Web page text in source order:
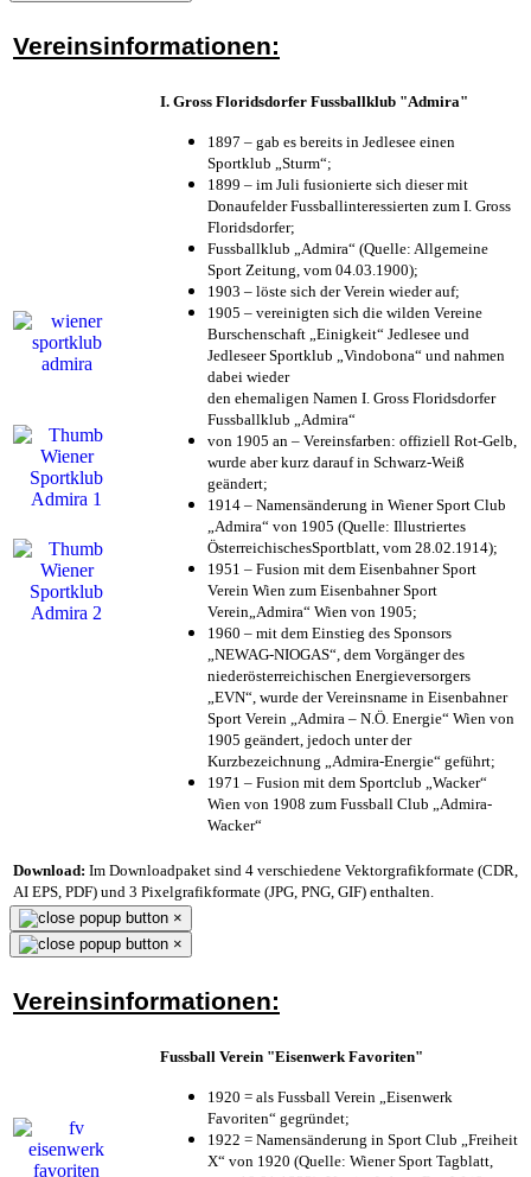
Vereinsinformationen:
I. Gross Floridsdorfer Fussballklub "Admira"
1897 – gab es bereits in Jedlesee einen
Sportklub „Sturm“;
1899 – im Juli fusionierte sich dieser mit
Donaufelder Fussballinteressierten zum I. Gross
Floridsdorfer;
Fussballklub „Admira“ (Quelle: Allgemeine
Sport Zeitung, vom 04.03.1900);
1903 – löste sich der Verein wieder auf;
1905 – vereinigten sich die wilden Vereine
Burschenschaft „Einigkeit“ Jedlesee und
Jedleseer Sportklub „Vindobona“ und nahmen
dabei wieder
den ehemaligen Namen I. Gross Floridsdorfer
Fussballklub „Admira“
von 1905 an – Vereinsfarben: offiziell Rot-Gelb,
wurde aber kurz darauf in Schwarz-Weiß
geändert;
1914 – Namensänderung in Wiener Sport Club
„Admira“ von 1905 (Quelle: Illustriertes
ÖsterreichischesSportblatt, vom 28.02.1914);
1951 – Fusion mit dem Eisenbahner Sport
Verein Wien zum Eisenbahner Sport
Verein„Admira“ Wien von 1905;
1960 – mit dem Einstieg des Sponsors
„NEWAG-NIOGAS“, dem Vorgänger des
niederösterreichischen Energieversorgers
„EVN“, wurde der Vereinsname in Eisenbahner
Sport Verein „Admira – N.Ö. Energie“ Wien von
1905 geändert, jedoch unter der
Kurzbezeichnung „Admira-Energie“ geführt;
1971 – Fusion mit dem Sportclub „Wacker“
Wien von 1908 zum Fussball Club „Admira-
Wacker“
Download: Im Downloadpaket sind 4 verschiedene Vektorgrafikformate (CDR,
AI EPS, PDF) und 3 Pixelgrafikformate (JPG, PNG, GIF) enthalten.
×
×
Vereinsinformationen:
Fussball Verein "Eisenwerk Favoriten"
1920 = als Fussball Verein „Eisenwerk
Favoriten“ gegründet;
1922 = Namensänderung in Sport Club „Freiheit
X“ von 1920 (Quelle: Wiener Sport Tagblatt,